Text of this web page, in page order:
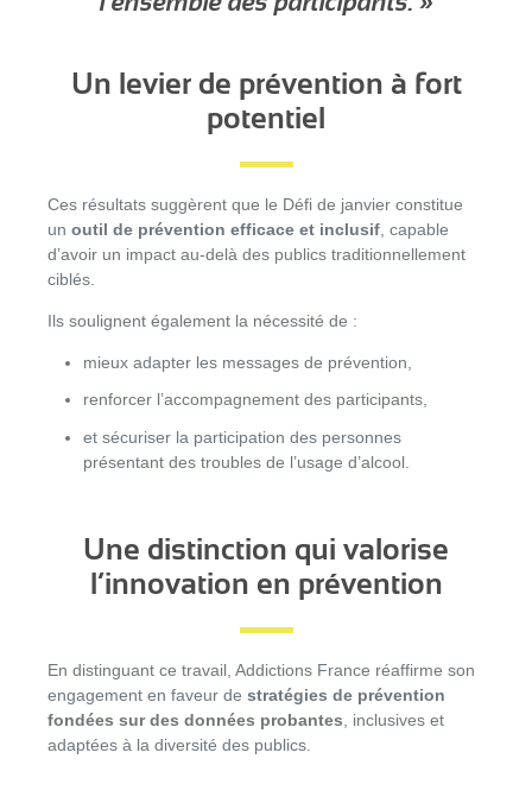
Un levier de prévention à fort
potentiel
Ces résultats suggèrent que le Défi de janvier constitue
un outil de prévention efficace et inclusif , capable
d’avoir un impact au-delà des publics traditionnellement
ciblés.
Ils soulignent également la nécessité de :
mieux adapter les messages de prévention,
renforcer l’accompagnement des participants,
et sécuriser la participation des personnes
présentant des troubles de l’usage d’alcool.
Une distinction qui valorise
l’innovation en prévention
En distinguant ce travail, Addictions France réaffirme son
engagement en faveur de stratégies de prévention
fondées sur des données probantes , inclusives et
adaptées à la diversité des publics.